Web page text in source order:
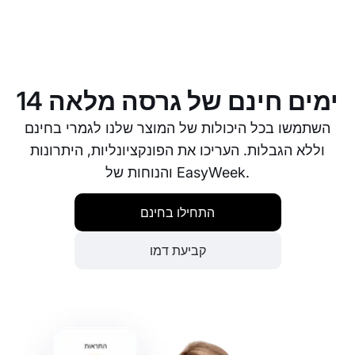
14 ימים חינם של גרסה מלאה
השתמשו בכל היכולות של המוצר שלנו לגמרי בחינם
וללא הגבלות. העריכו את הפונקציונליות, היתרונות
והנוחות של EasyWeek.
התחילו בחינם
קביעת דמו